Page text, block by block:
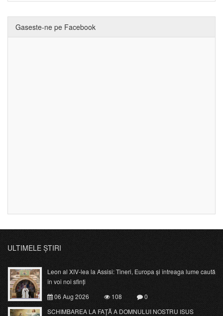
Gaseste-ne pe Facebook
ULTIMELE ȘTIRI
Leon al XIV-lea la Assisi: Tineri, Europa și întreaga lume caută
în voi noi sfinți
06 Aug 2026
108
0
SCHIMBAREA LA FAŢĂ A DOMNULUI NOSTRU ISUS